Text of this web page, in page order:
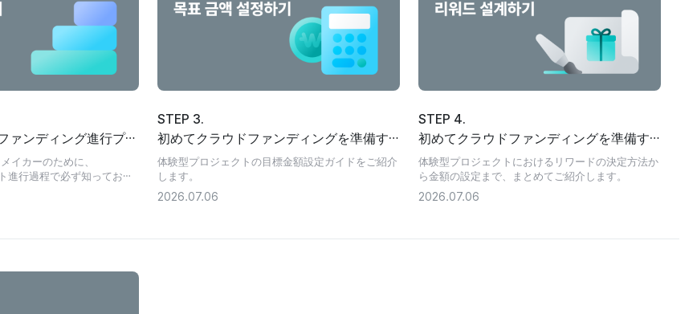
ァンディング進行プロ
から精算まで
イカーのために、
進行過程で必ず知っておく
とめました
STEP 3.
初めてクラウドファンディングを準備す
る個人向けの目標金額設定ガイド
体験型プロジェクトの目標金額設定ガイドをご紹介
します。
2026.07.06
STEP 4.
初めてクラウドファンディングを準備す
る個人向けのリワード設計ガイド
体験型プロジェクトにおけるリワードの決定方法か
ら金額の設定まで、まとめてご紹介します。
2026.07.06